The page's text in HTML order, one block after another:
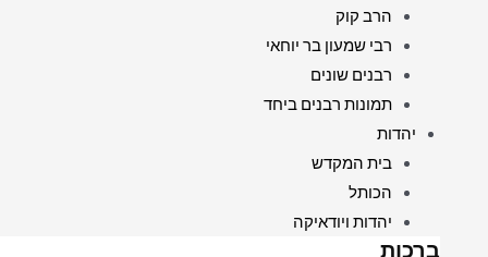
הרב קוק
רבי שמעון בר יוחאי
רבנים שונים
תמונות רבנים ביחד
יהדות
בית המקדש
הכותל
יהדות ויודאיקה
ברכות